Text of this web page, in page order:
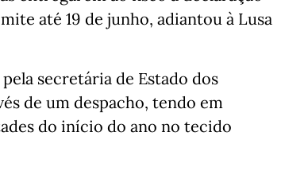
até 19 de junho, adiantou à Lusa
secretária de Estado dos
de um despacho, tendo em
do início do ano no tecido